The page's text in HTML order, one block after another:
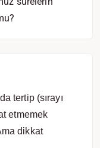
tertip (sırayı
etmemek
dikkat